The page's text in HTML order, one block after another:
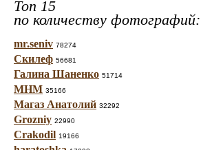
Топ 15
по количеству фотографий:
mr.seniv 78274
Скилеф 56681
Галина Шаненко 51714
МНМ 35166
Магаз Анатолий 32292
Grozniy 22990
Crakodil 19166